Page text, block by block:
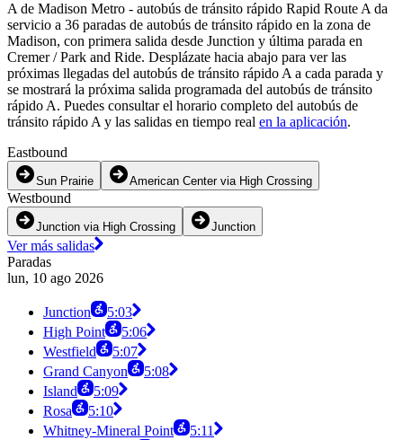
A de Madison Metro - autobús de tránsito rápido Rapid Route A da
servicio a 36 paradas de autobús de tránsito rápido en la zona de
Madison, con primera salida desde Junction y última parada en
Cremer / Park and Ride. Desplázate hacia abajo para ver las
próximas llegadas del autobús de tránsito rápido A a cada parada y
se mostrará la próxima salida programada del autobús de tránsito
rápido A. Puedes consultar el horario completo del autobús de
tránsito rápido A y las salidas en tiempo real en la aplicación.
Eastbound
Sun Prairie American Center via High Crossing
Westbound
Junction via High Crossing Junction
Ver más salidas
Paradas
lun, 10 ago 2026
Junction
5:03
High Point
5:06
Westfield
5:07
Grand Canyon
5:08
Island
5:09
Rosa
5:10
Whitney-Mineral Point
5:11